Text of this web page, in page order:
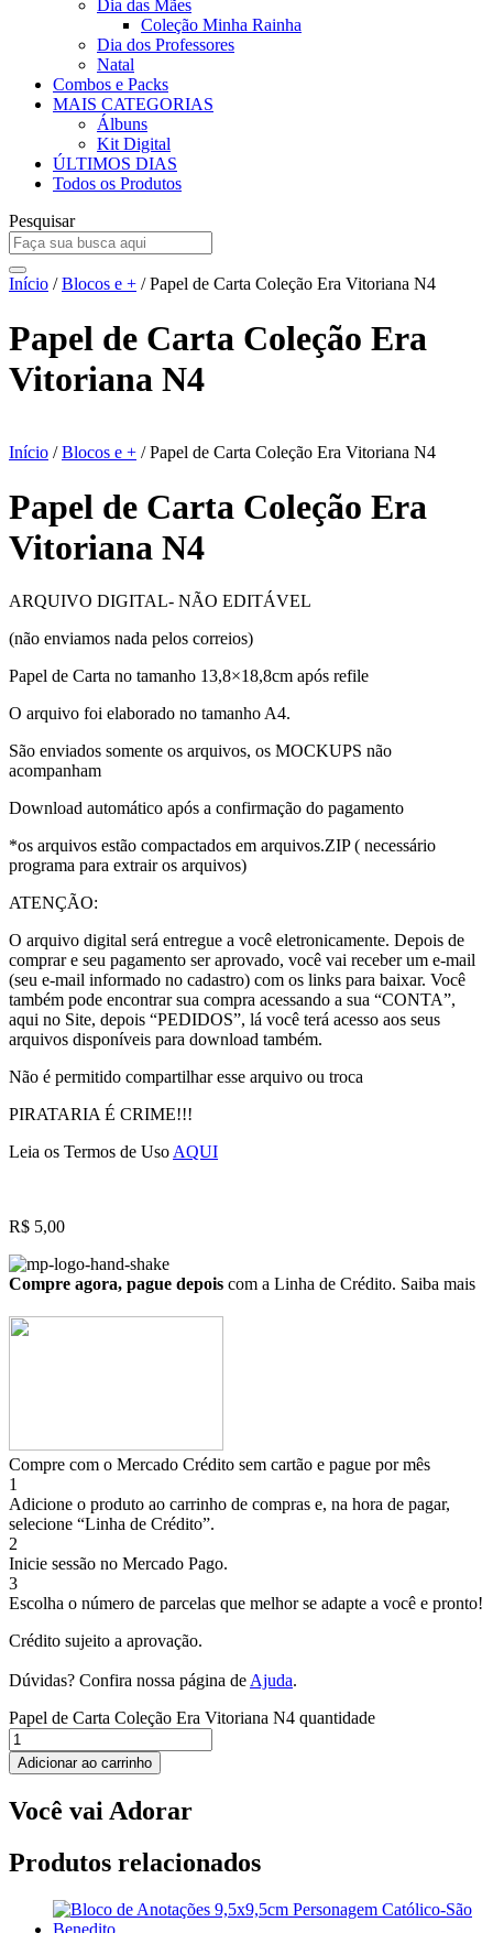
Dia das Mães
Coleção Minha Rainha
Dia dos Professores
Natal
Combos e Packs
MAIS CATEGORIAS
Álbuns
Kit Digital
ÚLTIMOS DIAS
Todos os Produtos
Pesquisar
Início /Blocos e + / Papel de Carta Coleção Era Vitoriana N4
Papel de Carta Coleção Era
Vitoriana N4
Início /Blocos e + / Papel de Carta Coleção Era Vitoriana N4
Papel de Carta Coleção Era
Vitoriana N4
ARQUIVO DIGITAL- NÃO EDITÁVEL
(não enviamos nada pelos correios)
Papel de Carta no tamanho 13,8×18,8cm após refile
O arquivo foi elaborado no tamanho A4.
São enviados somente os arquivos, os MOCKUPS não
acompanham
Download automático após a confirmação do pagamento
*os arquivos estão compactados em arquivos.ZIP ( necessário
programa para extrair os arquivos)
ATENÇÃO:
O arquivo digital será entregue a você eletronicamente. Depois de
comprar e seu pagamento ser aprovado, você vai receber um e-mail
(seu e-mail informado no cadastro) com os links para baixar. Você
também pode encontrar sua compra acessando a sua “CONTA”,
aqui no Site, depois “PEDIDOS”, lá você terá acesso aos seus
arquivos disponíveis para download também.
Não é permitido compartilhar esse arquivo ou troca
PIRATARIA É CRIME!!!
Leia os Termos de Uso AQUI
R$ 5,00
Compre agora, pague depois com a Linha de Crédito. Saiba mais
Compre com o Mercado Crédito sem cartão e pague por mês
1
Adicione o produto ao carrinho de compras e, na hora de pagar,
selecione “Linha de Crédito”.
2
Inicie sessão no Mercado Pago.
3
Escolha o número de parcelas que melhor se adapte a você e pronto!
Crédito sujeito a aprovação.
Dúvidas? Confira nossa página de Ajuda.
Papel de Carta Coleção Era Vitoriana N4 quantidade
Adicionar ao carrinho
Você vai Adorar
Produtos relacionados